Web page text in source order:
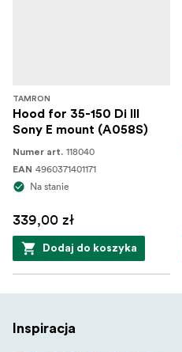
TAMRON
Hood for 35-150 Di III
Sony E mount (A058S)
Numer art. 118040
EAN 4960371401171
Na stanie
339,00 zł
Dodaj do koszyka
Inspiracja